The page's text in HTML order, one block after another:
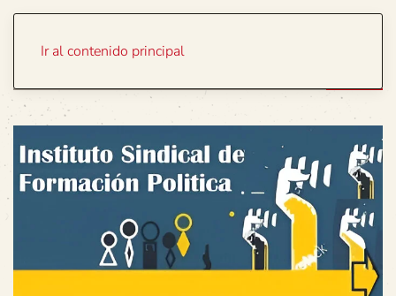
Ir al contenido principal